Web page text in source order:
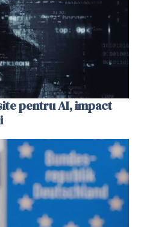
pentru AI, impact